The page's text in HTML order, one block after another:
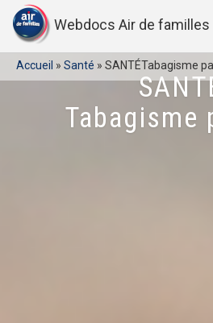
Webdocs Air de familles
Accueil » Santé » SANTÉTabagisme
Tabagisme